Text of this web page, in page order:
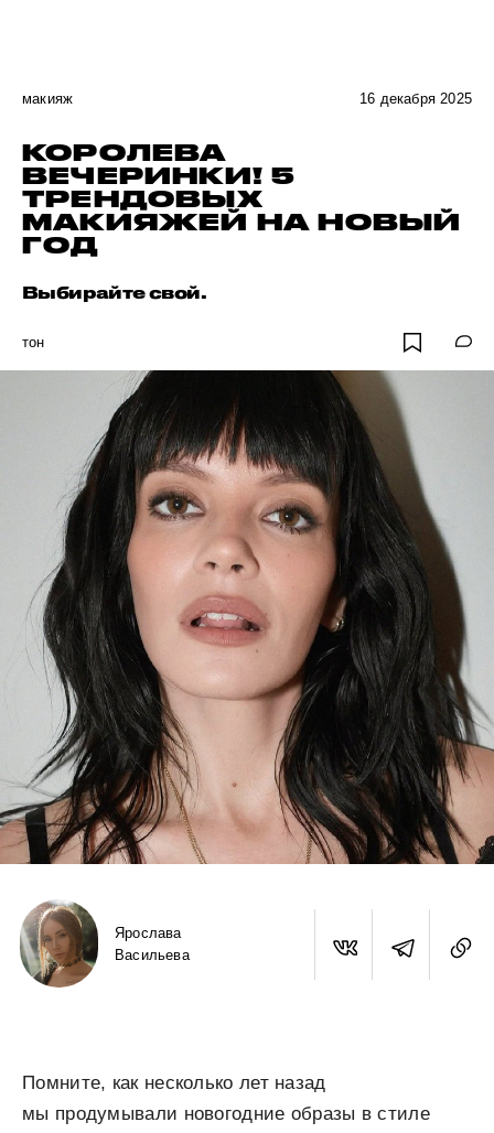
макияж 16 декабря 2025
КОРОЛЕВА
ВЕЧЕРИНКИ! 5
ТРЕНДОВЫХ
МАКИЯЖЕЙ НА НОВЫЙ
ГОД
Выбирайте свой.
тон
Ярослава
Васильева
Помните, как несколько лет назад
мы продумывали новогодние образы в стиле